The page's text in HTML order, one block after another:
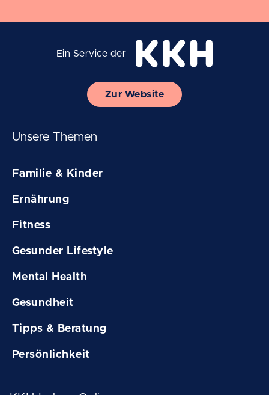
Ein Service der
Zur Website
Unsere Themen
Familie & Kinder
Ernährung
Fitness
Gesunder Lifestyle
Mental Health
Gesundheit
Tipps & Beratung
Persönlichkeit